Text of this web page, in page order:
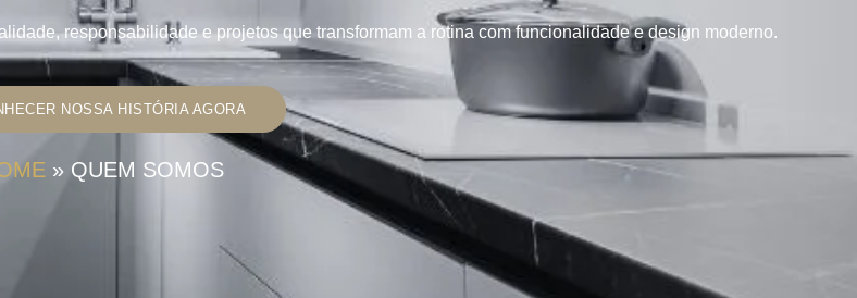
responsabilidade e projetos que transformam a rotina com funcionalidade e design moderno.
NOSSA HISTÓRIA AGORA
» QUEM SOMOS